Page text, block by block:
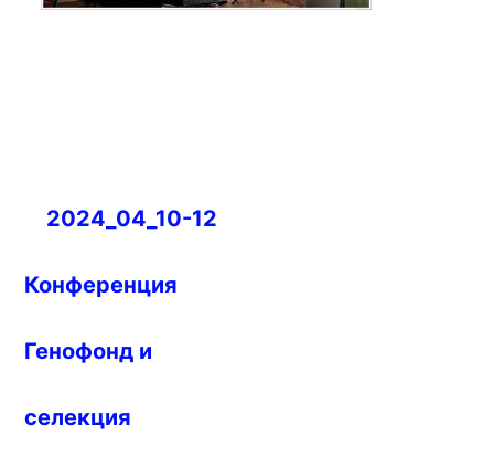
Навигация
записям
2024_04_10-12
Конференция
Генофонд и
селекция